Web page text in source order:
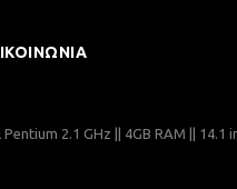
2.1 GHz || 4GB RAM || 14.1